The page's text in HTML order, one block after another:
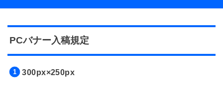
PCバナー入稿規定
300px×250px